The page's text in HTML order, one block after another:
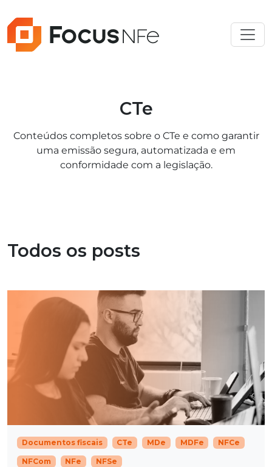
CTe
Conteúdos completos sobre o CTe e como garantir
uma emissão segura, automatizada e em
conformidade com a legislação.
Todos os posts
Documentos fiscais CTe MDe MDFe NFCe
NFCom NFe NFSe